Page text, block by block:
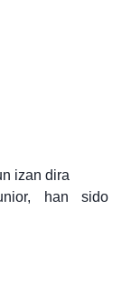
izan dira
han sido